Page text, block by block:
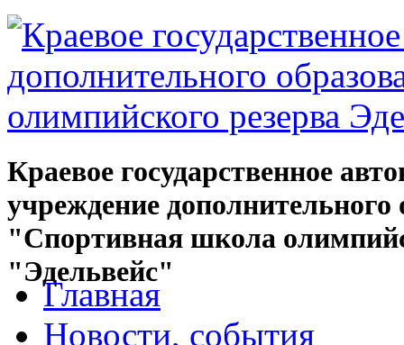
Краевое государственное
учреждение дополнительного
"Спортивная школа
"Эдельвейс"
Главная
Новости, события